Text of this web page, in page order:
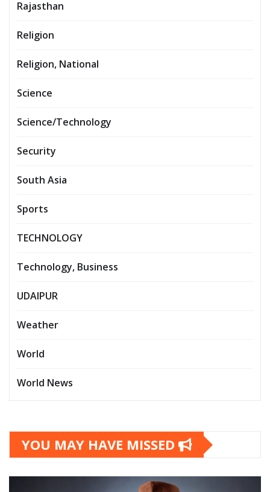
Rajasthan
Religion
Religion, National
Science
Science/Technology
Security
South Asia
Sports
TECHNOLOGY
Technology, Business
UDAIPUR
Weather
World
World News
YOU MAY HAVE MISSED